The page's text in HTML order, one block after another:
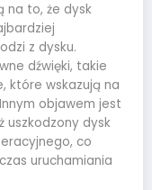
na to, że dysk
z dysku.
dźwięki, takie
które wskazują na
objawem jest
uszkodzony dysk
co
uruchamiania